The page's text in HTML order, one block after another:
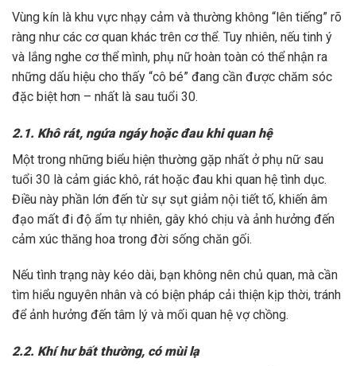
Vùng kín là khu vực nhạy cảm và thường không “lên tiếng” rõ
ràng như các cơ quan khác trên cơ thể. Tuy nhiên, nếu tinh ý
và lắng nghe cơ thể mình, phụ nữ hoàn toàn có thể nhận ra
những dấu hiệu cho thấy “cô bé” đang cần được chăm sóc
đặc biệt hơn – nhất là sau tuổi 30.
2.1. Khô rát, ngứa ngáy hoặc đau khi quan hệ
Một trong những biểu hiện thường gặp nhất ở phụ nữ sau
tuổi 30 là cảm giác khô, rát hoặc đau khi quan hệ tình dục.
Điều này phần lớn đến từ sự sụt giảm nội tiết tố, khiến âm
đạo mất đi độ ẩm tự nhiên, gây khó chịu và ảnh hưởng đến
cảm xúc thăng hoa trong đời sống chăn gối.
Nếu tình trạng này kéo dài, bạn không nên chủ quan, mà cần
tìm hiểu nguyên nhân và có biện pháp cải thiện kịp thời, tránh
để ảnh hưởng đến tâm lý và mối quan hệ vợ chồng.
2.2. Khí hư bất thường, có mùi lạ